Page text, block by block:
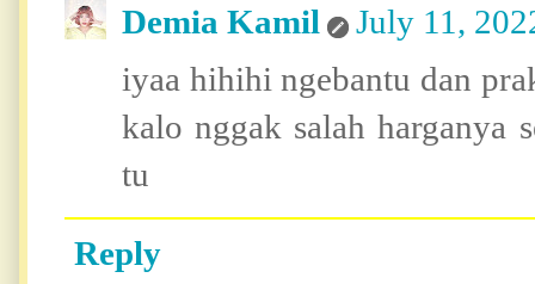
Demia Kamil
July 11,
iyaa hihihi ngebantu dan
kalo nggak salah harganya
tu
Reply